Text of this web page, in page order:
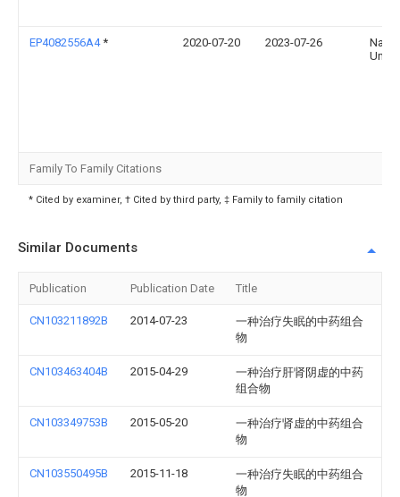
EP4082556A4* 2020-07-20 2023-07-26
Family To Family Citations
* Cited by examiner, † Cited by third party, ‡ Family to family citation
Similar Documents
Publication Publication Date Title
CN103211892B 2014-07-23
一种治疗失眠的中药组合
物
CN103463404B 2015-04-29
一种治疗肝肾阴虚的中药
组合物
CN103349753B 2015-05-20
一种治疗肾虚的中药组合
物
CN103550495B 2015-11-18
一种治疗失眠的中药组合
物